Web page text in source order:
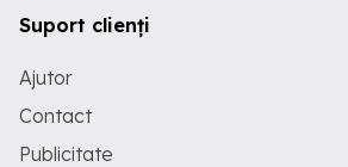
Suport clienți
Ajutor
Contact
Publicitate